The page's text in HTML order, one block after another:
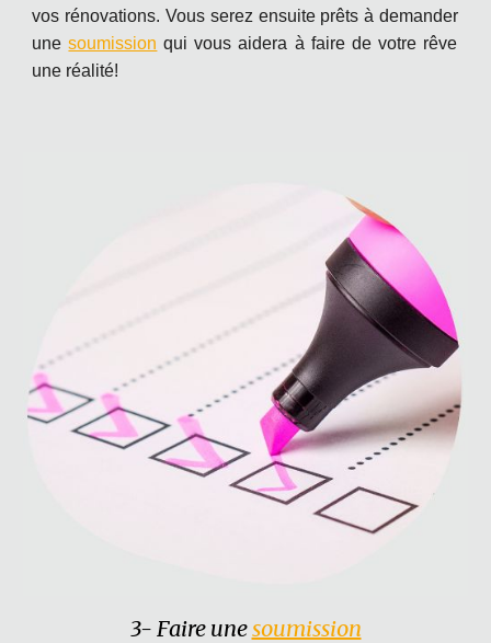
vos rénovations. Vous serez ensuite prêts à demander
unesoumission qui vous aidera à faire de votre rêve
une réalité!
3- Faire unesoumission